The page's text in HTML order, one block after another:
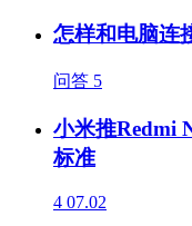
怎样和电脑连
问答 5
小米推Redmi
标准
4 07.02